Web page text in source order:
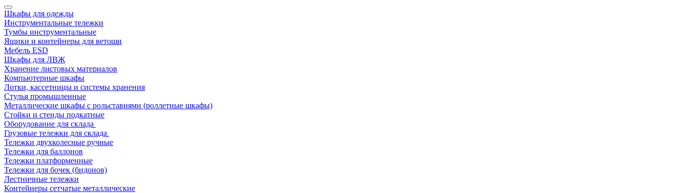
Шкафы для одежды
Инструментальные тележки
Тумбы инструментальные
Ящики и контейнеры для ветоши
Мебель ESD
Шкафы для ЛВЖ
Хранение листовых материалов
Компьютерные шкафы
Лотки, кассетницы и системы хранения
Стулья промышленные
Металлические шкафы с рольставнями (роллетные шкафы)
Стойки и стенды подкатные
Оборудование для склада
Грузовые тележки для склада
Тележки двухколесные ручные
Тележки для баллонов
Тележки платформенные
Тележки для бочек (бидонов)
Лестничные тележки
Контейнеры сетчатые металлические